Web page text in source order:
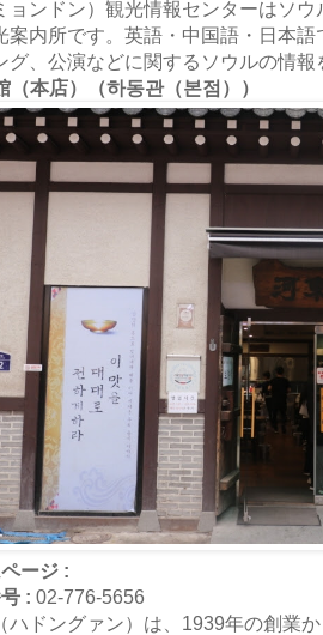
ョンドン）観光情報センターはソ
案内所です。英語・中国語・日本
グ、公演などに関するソウルの情
（本店）（하동관（본점））
ージ :
: 02-776-5656
ハドングァン）は、1939年の創業